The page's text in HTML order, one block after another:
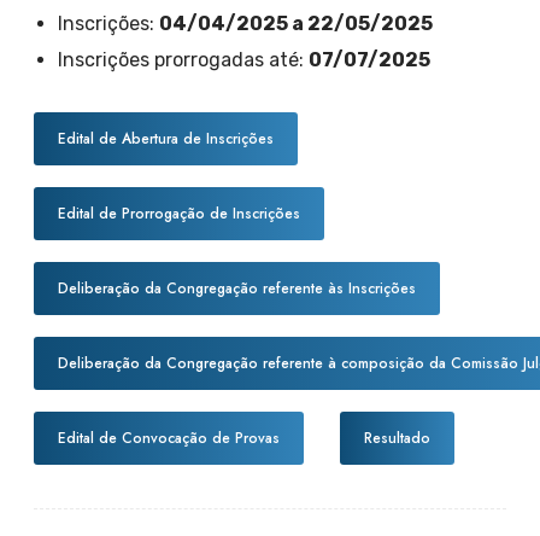
Inscrições: 04/04/2025 a 22/05/2025
Inscrições prorrogadas até: 07/07/2025
Edital de Abertura de Inscrições
Edital de Prorrogação de Inscrições
Deliberação da Congregação referente às Inscrições
Deliberação da Congregação referente à composição da Comissão
Edital de Convocação de Provas Resultado